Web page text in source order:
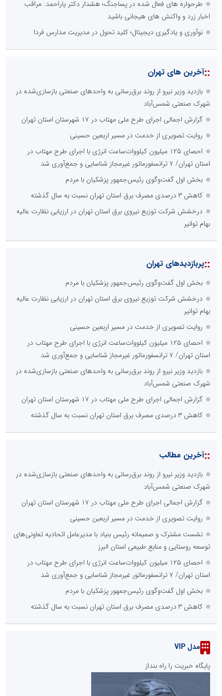
طرحواره های فعال شده در پساجنگ؛ هشدار دکتر یاراحمد: مراقب
اخبار زرد و واکنش های هیجانی باشید
نوآوری و یادگیری دیجیتال؛ کلید تحول در مدیریت مدارس فردا
::آخرین های تهران
بازدید وزیر نیرو از روند برق‌رسانی به واحدهای صنعتی بازسازی‌شده در
شهرک صنعتی شمس‌آباد
گزارش اجمالی اجرای طرح ملی مهتاب در ۱۷ شهرستان استان تهران
روایت تصویری از خدمت در مسیر اربعین حسینی
احصای ۱۲۵ میلیون کیلووات‌ساعت انرژی با اجرای طرح مهتاب در
استان تهران/ ۷ ترانسفورماتور غیرمجاز شناسایی و جمع‌آوری شد
بخش اول گفت‌وگوی رئیس‌جمهور پزشکیان با مردم
کاهش ۳ درصدی مصرف برق استان تهران نسبت به سال گذشته
درخشش شرکت توزیع نیروی برق استان تهران در ارزیابی نظارت عالیه
بهام توانیر
::پربازدیدهای تهران
بخش اول گفت‌وگوی رئیس‌جمهور پزشکیان با مردم
درخشش شرکت توزیع نیروی برق استان تهران در ارزیابی نظارت عالیه
بهام توانیر
روایت تصویری از خدمت در مسیر اربعین حسینی
احصای ۱۲۵ میلیون کیلووات‌ساعت انرژی با اجرای طرح مهتاب در
استان تهران/ ۷ ترانسفورماتور غیرمجاز شناسایی و جمع‌آوری شد
بازدید وزیر نیرو از روند برق‌رسانی به واحدهای صنعتی بازسازی‌شده در
شهرک صنعتی شمس‌آباد
گزارش اجمالی اجرای طرح ملی مهتاب در ۱۷ شهرستان استان تهران
کاهش ۳ درصدی مصرف برق استان تهران نسبت به سال گذشته
::آخرین مطالب
بازدید وزیر نیرو از روند برق‌رسانی به واحدهای صنعتی بازسازی‌شده در
شهرک صنعتی شمس‌آباد
گزارش اجمالی اجرای طرح ملی مهتاب در ۱۷ شهرستان استان تهران
روایت تصویری از خدمت در مسیر اربعین حسینی
نشست مشترک و صمیمانه رئیس بنیاد با مدیرعامل اتحادیه تعاونی‌های
توسعه روستایی و منابع طبیعی استان البرز
احصای ۱۲۵ میلیون کیلووات‌ساعت انرژی با اجرای طرح مهتاب در
استان تهران/ ۷ ترانسفورماتور غیرمجاز شناسایی و جمع‌آوری شد
بخش اول گفت‌وگوی رئیس‌جمهور پزشکیان با مردم
کاهش ۳ درصدی مصرف برق استان تهران نسبت به سال گذشته
مدل VIP
پایگاه خبریت را راه بنداز